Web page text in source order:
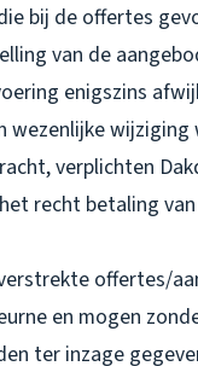
bij de offertes
van de
enigszins
wezenlijke
verplichten
recht betaling
offertes/
en mogen
ter inzage